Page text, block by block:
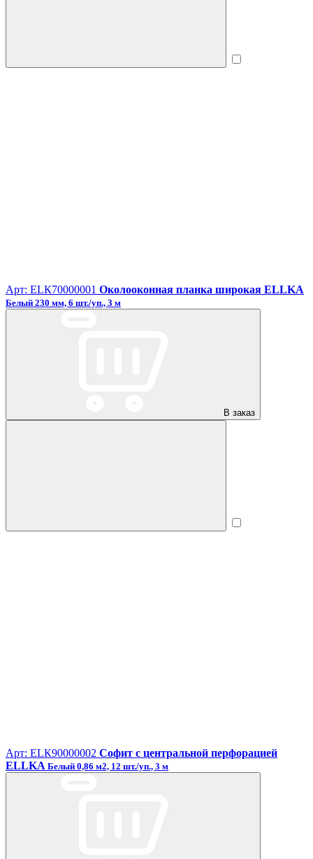
Арт: ЕLК70000001 Околооконная планка широкая ELLKA
Белый 230 мм, 6 шт./уп., 3 м
В заказ
Арт: ЕLК90000002 Софит с центральной перфорацией
ELLKA Белый 0,86 м2, 12 шт./уп., 3 м